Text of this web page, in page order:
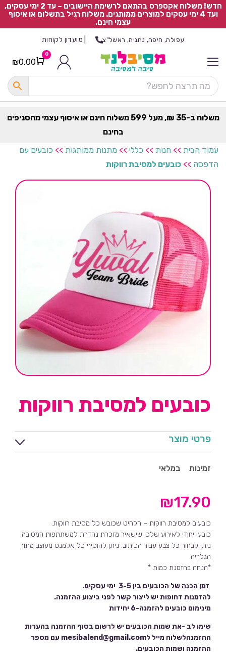
חדש! משלוח אקספרס בהתאם לרשימת היישובים – עד 2 ימי עסקים,
ועד 4 ימי עסקים למוצרים ממותגים. משלוח רגיל בתשלום או איסוף
עצמי חינם.
עפולה, חיפה, נתניה, ראשל"צ מועדון לקוחות
Cart
0
₪0.00
משלוח ב-35 ₪, מעל 599 משלוח חינם או איסוף עצמי מהסניפים
בחינם
עמוד הבית >> חנות >> כללי >> מתנות ממותגות >> כובעים עם
הדפסה >> כובעים למסיבת רווקות
כובעים למסיבת רווקות
פרטי מוצר
זמינות במלאי
₪17.90
כובעים למסיבת רווקות – הלהיט שכובש כל מסיבת רווקות.
כובע ייחודי לאירוע שלכן שישאיר מזכרת נהדרת למשתתפות המסיבה.
ניתן לבחור כל צבע עבור הכיתוב. ניתן להוסיף כל אלמנט מעוצב מתוך
הגלריה.
*הנחה בהזמנת כמות *
זמן הכנה של הכובעים בין 3-5 ימי עסקים.
להזמנות דחופות יש ליצור קשר לפני ביצוע ההזמנה.
מינימום כובעים להזמנה-6 יחידות
שימו לב -את שמות הכובעים יש לרשום בסוף ההזמנה בהערות
ההזמנהלשלוח מייל לmesibalend@gmail.com עם מספר
ההזמנה ושמות הכובעים.